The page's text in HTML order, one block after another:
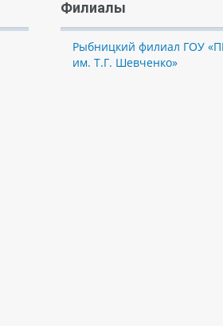
Филиалы
Рыбницкий филиал ГОУ
им. Т.Г. Шевченко»